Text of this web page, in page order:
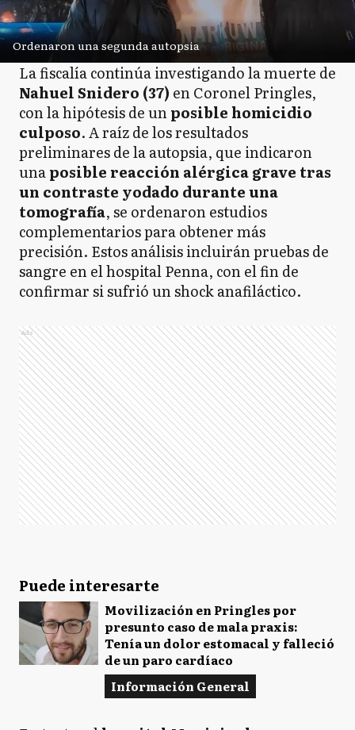
Ordenaron una segunda autopsia
La fiscalía continúa investigando la muerte de
Nahuel Snidero (37) en Coronel Pringles,
con la hipótesis de unposible homicidio
culposo. A raíz de los resultados
preliminares de la autopsia, que indicaron
unaposible reacción alérgica grave tras
un contraste yodado durante una
tomografía, se ordenaron estudios
complementarios para obtener más
precisión. Estos análisis incluirán pruebas de
sangre en el hospital Penna, con el fin de
confirmar si sufrió un shock anafiláctico.
Ads
Puede interesarte
Movilización en Pringles por
presunto caso de mala praxis:
Tenía un dolor estomacal y falleció
de un paro cardíaco
Información General